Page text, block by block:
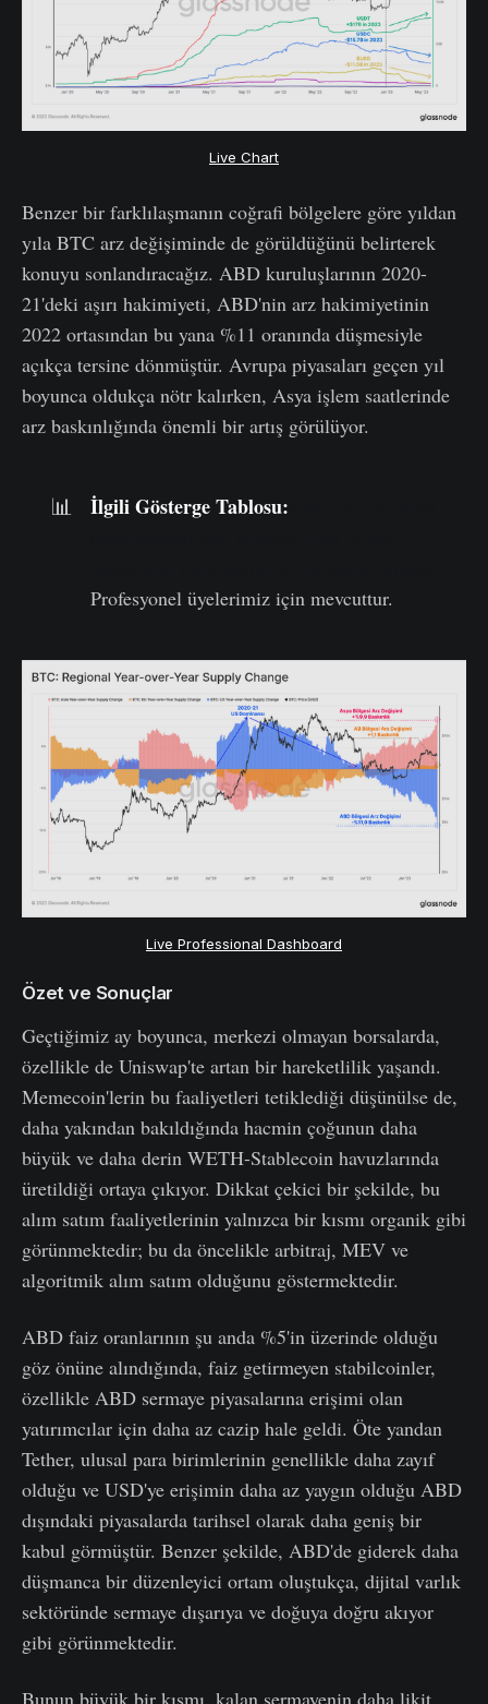
Live Chart
Benzer bir farklılaşmanın coğrafi bölgelere göre yıldan
yıla BTC arz değişiminde de görüldüğünü belirterek
konuyu sonlandıracağız. ABD kuruluşlarının 2020-
21'deki aşırı hakimiyeti, ABD'nin arz hakimiyetinin
2022 ortasından bu yana %11 oranında düşmesiyle
açıkça tersine dönmüştür. Avrupa piyasaları geçen yıl
boyunca oldukça nötr kalırken, Asya işlem saatlerinde
arz baskınlığında önemli bir artış görülüyor.
📊 İlgili Gösterge Tablosu:
Profesyonel üyelerimiz için mevcuttur.
Live Professional Dashboard
Özet ve Sonuçlar
Geçtiğimiz ay boyunca, merkezi olmayan borsalarda,
özellikle de Uniswap'te artan bir hareketlilik yaşandı.
Memecoin'lerin bu faaliyetleri tetiklediği düşünülse de,
daha yakından bakıldığında hacmin çoğunun daha
büyük ve daha derin WETH-Stablecoin havuzlarında
üretildiği ortaya çıkıyor. Dikkat çekici bir şekilde, bu
alım satım faaliyetlerinin yalnızca bir kısmı organik gibi
görünmektedir; bu da öncelikle arbitraj, MEV ve
algoritmik alım satım olduğunu göstermektedir.
ABD faiz oranlarının şu anda %5'in üzerinde olduğu
göz önüne alındığında, faiz getirmeyen stabilcoinler,
özellikle ABD sermaye piyasalarına erişimi olan
yatırımcılar için daha az cazip hale geldi. Öte yandan
Tether, ulusal para birimlerinin genellikle daha zayıf
olduğu ve USD'ye erişimin daha az yaygın olduğu ABD
dışındaki piyasalarda tarihsel olarak daha geniş bir
kabul görmüştür. Benzer şekilde, ABD'de giderek daha
düşmanca bir düzenleyici ortam oluştukça, dijital varlık
sektöründe sermaye dışarıya ve doğuya doğru akıyor
gibi görünmektedir.
Bunun büyük bir kısmı, kalan sermayenin daha likit